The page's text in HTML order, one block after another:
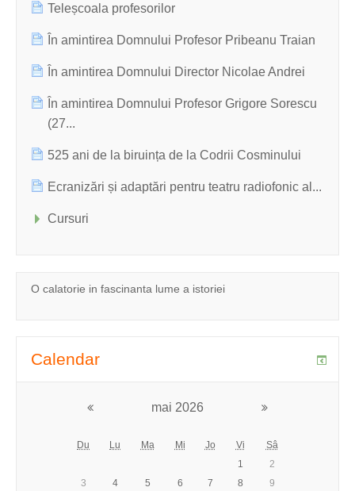
Teleșcoala profesorilor
În amintirea Domnului Profesor Pribeanu Traian
În amintirea Domnului Director Nicolae Andrei
În amintirea Domnului Profesor Grigore Sorescu
(27...
525 ani de la biruința de la Codrii Cosminului
Ecranizări și adaptări pentru teatru radiofonic al...
Cursuri
O calatorie in fascinanta lume a istoriei
Calendar
mai 2026
Du Lu Ma Mi Jo Vi
Sâ
1
2
3
4 5 6 7 8
9